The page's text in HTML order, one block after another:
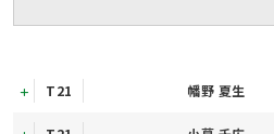
T21 幡野 夏生